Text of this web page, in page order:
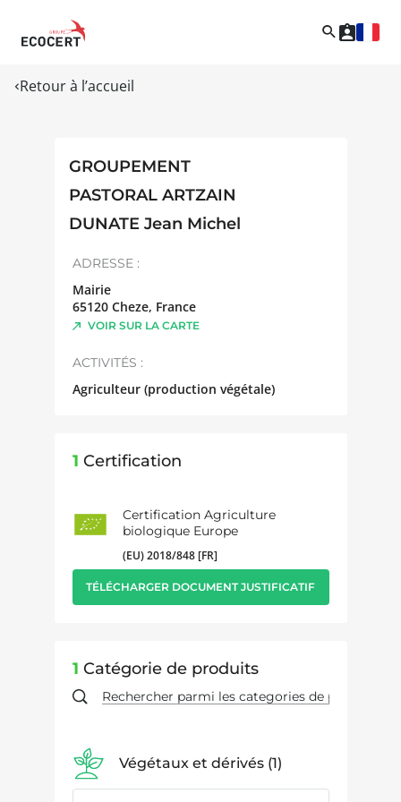
Retour à l’accueil
GROUPEMENT
PASTORAL ARTZAIN
DUNATE Jean Michel
ADRESSE :
Mairie
65120 Cheze, France
VOIR SUR LA CARTE
ACTIVITÉS :
Agriculteur (production végétale)
1 Certification
Certification Agriculture
biologique Europe
(EU) 2018/848 [FR]
TÉLÉCHARGER DOCUMENT JUSTIFICATIF
1 Catégorie de produits
Végétaux et dérivés 1